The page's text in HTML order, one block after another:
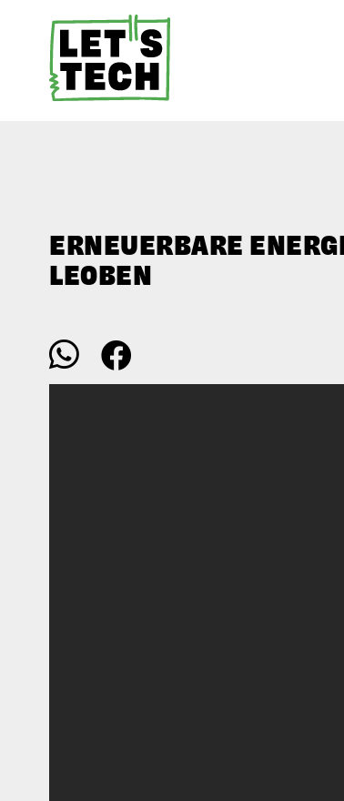
ERNEUERBARE
LEOBEN